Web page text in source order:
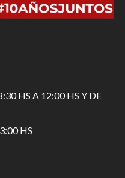
HS A 12:00 HS Y DE
HS